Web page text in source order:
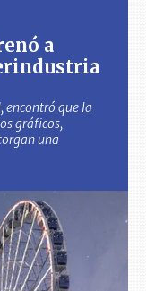
a
encontró que la
gráficos,
una